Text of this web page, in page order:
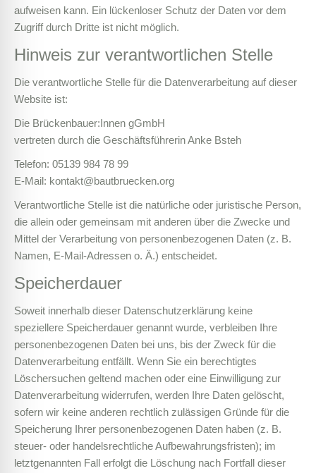
aufweisen kann. Ein lückenloser Schutz der Daten vor dem
Zugriff durch Dritte ist nicht möglich.
Hinweis zur verantwortlichen Stelle
Die verantwortliche Stelle für die Datenverarbeitung auf dieser
Website ist:
Die Brückenbauer:Innen gGmbH
vertreten durch die Geschäftsführerin Anke Bsteh
Telefon: 05139 984 78 99
E-Mail: kontakt@bautbruecken.org
Verantwortliche Stelle ist die natürliche oder juristische Person,
die allein oder gemeinsam mit anderen über die Zwecke und
Mittel der Verarbeitung von personenbezogenen Daten (z. B.
Namen, E-Mail-Adressen o. Ä.) entscheidet.
Speicherdauer
Soweit innerhalb dieser Datenschutzerklärung keine
speziellere Speicherdauer genannt wurde, verbleiben Ihre
personenbezogenen Daten bei uns, bis der Zweck für die
Datenverarbeitung entfällt. Wenn Sie ein berechtigtes
Löschersuchen geltend machen oder eine Einwilligung zur
Datenverarbeitung widerrufen, werden Ihre Daten gelöscht,
sofern wir keine anderen rechtlich zulässigen Gründe für die
Speicherung Ihrer personenbezogenen Daten haben (z. B.
steuer- oder handelsrechtliche Aufbewahrungsfristen); im
letztgenannten Fall erfolgt die Löschung nach Fortfall dieser